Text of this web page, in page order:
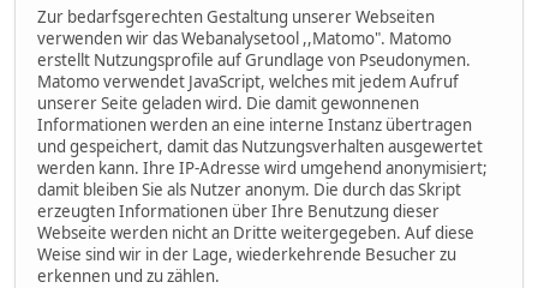
Zur bedarfsgerechten Gestaltung unserer Webseiten
verwenden wir das Webanalysetool ,,Matomo". Matomo
erstellt Nutzungsprofile auf Grundlage von Pseudonymen.
Matomo verwendet JavaScript, welches mit jedem Aufruf
unserer Seite geladen wird. Die damit gewonnenen
Informationen werden an eine interne Instanz übertragen
und gespeichert, damit das Nutzungsverhalten ausgewertet
werden kann. Ihre IP-Adresse wird umgehend anonymisiert;
damit bleiben Sie als Nutzer anonym. Die durch das Skript
erzeugten Informationen über Ihre Benutzung dieser
Webseite werden nicht an Dritte weitergegeben. Auf diese
Weise sind wir in der Lage, wiederkehrende Besucher zu
erkennen und zu zählen.